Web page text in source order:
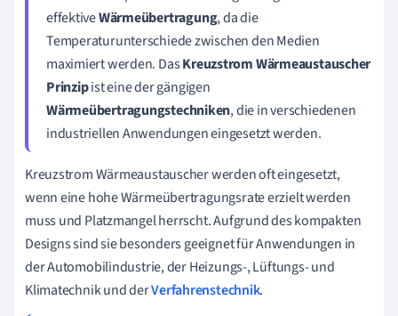
effektiveWärmeübertragung, da die
Temperaturunterschiede zwischen den Medien
maximiert werden. DasKreuzstrom Wärmeaustauscher
Prinzipist eine der gängigen
Wärmeübertragungstechniken, die in verschiedenen
industriellen Anwendungen eingesetzt werden.
Kreuzstrom Wärmeaustauscher werden oft eingesetzt,
wenn eine hohe Wärmeübertragungsrate erzielt werden
muss und Platzmangel herrscht. Aufgrund des kompakten
Designs sind sie besonders geeignet für Anwendungen in
der Automobilindustrie, der Heizungs-, Lüftungs- und
Klimatechnik und derVerfahrenstechnik.